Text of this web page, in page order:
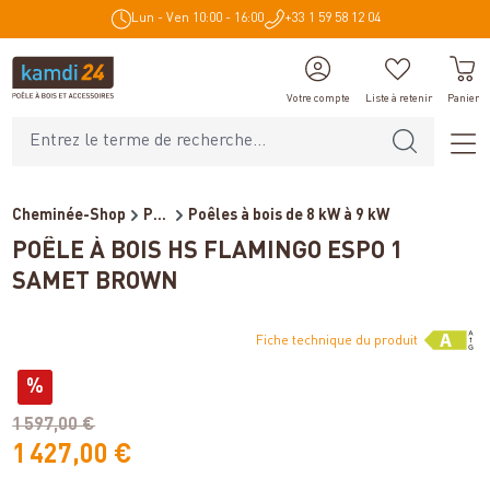
principal Lun - Ven 10:00 - 16:00 +33 1 59 58 12 04
Votre compte Liste à retenir Panier
Cheminée-Shop Poêles et cheminées Poêles à bois de 8 kW à 9 kW
POÊLE À BOIS HS FLAMINGO ESPO 1
SAMET BROWN
(économie de 14%)
Fiche technique du produit
%
1 597,00 €
1 427,00 €